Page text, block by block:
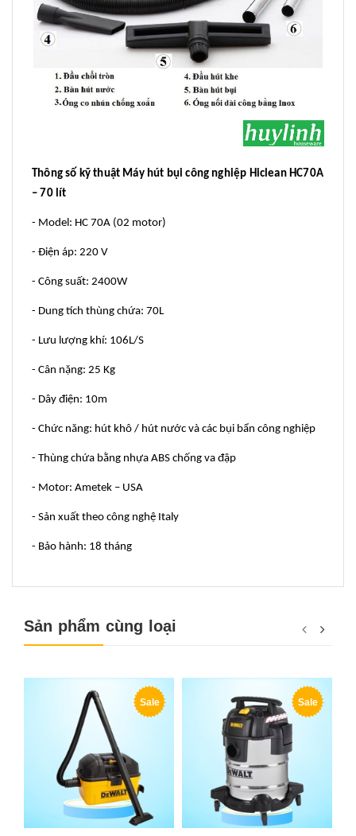
Thông số kỹ thuật Máy hút bụi công nghiệp Hiclean HC70A
– 70 lít
- Model: HC 70A (02 motor)
- Điện áp: 220 V
- Công suất: 2400W
- Dung tích thùng chứa: 70L
- Lưu lượng khí: 106L/S
- Cân nặng: 25 Kg
- Dây điện: 10m
- Chức năng: hút khô / hút nước và các bụi bẩn công nghiệp
- Thùng chứa bằng nhựa ABS chống va đập
- Motor: Ametek – USA
- Sản xuất theo công nghệ Italy
- Bảo hành: 18 tháng
Sản phẩm cùng loại
Sale Sale